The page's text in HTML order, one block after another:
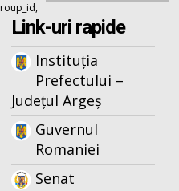
Link-uri rapide
Instituția
Prefectului –
Județul Argeș
Guvernul
Romaniei
Senat